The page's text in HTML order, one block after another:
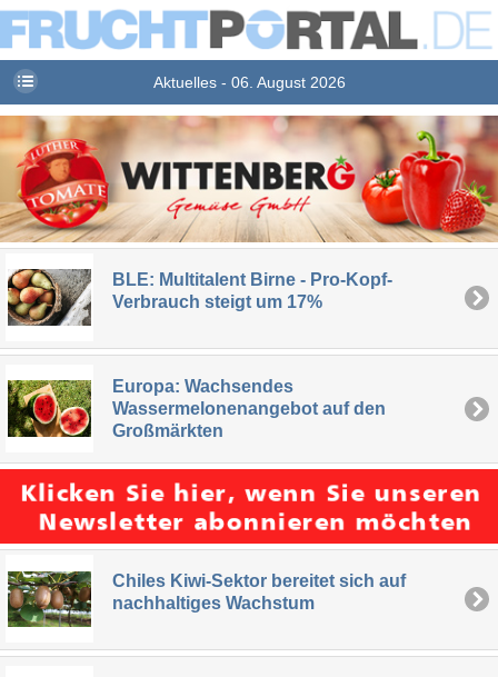
Aktuelles - 06. August 2026
BLE: Multitalent Birne - Pro-Kopf-
Verbrauch steigt um 17%
Europa: Wachsendes
Wassermelonenangebot auf den
Großmärkten
Chiles Kiwi-Sektor bereitet sich auf
nachhaltiges Wachstum